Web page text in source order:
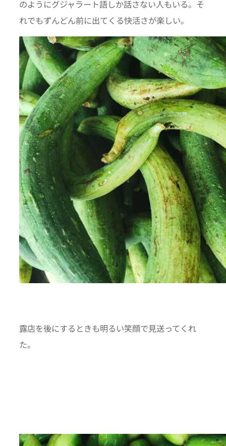
のようにグジャラート語しか話さない人もいる。そ
れでもずんどん前に出てくる快活さが楽しい。
露店を後にするときも明るい笑顔で見送ってくれ
た。